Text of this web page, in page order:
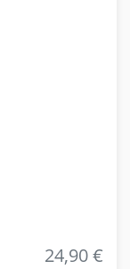
24,90 €